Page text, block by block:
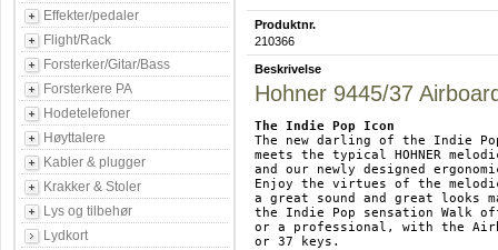
Effekter/pedaler
Flight/Rack
Forsterker/Gitar/Bass
Forsterkere PA
Hodetelefoner
Høyttalere
Kabler & plugger
Krakker & Stoler
Lys og tilbehør
Lydkort
Produktnr.
210366
Beskrivelse
Hohner 9445/37
The Indie Pop Icon
The new darling of the Indie
meets the typical HOHNER
and our newly designed
Enjoy the virtues of the
a great sound and great looks
the Indie Pop sensation Walk
or a professional, with the
or 37 keys.